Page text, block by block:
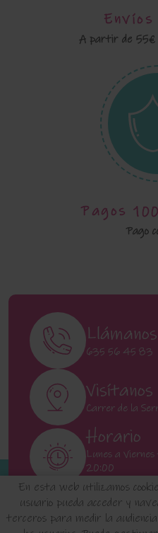
A partir de
Pagos
Pago
En esta web utilizamos
usuario pueda acceder y
terceros para medir la
Llámanos
635 56 45 83
Visítanos
Carrer de la
Horario
Lunes a
20:00
Sábados 11:00 a